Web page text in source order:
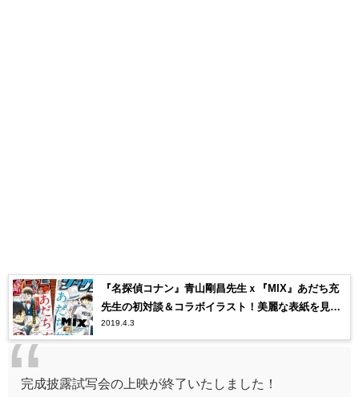
『名探偵コナン』青山剛昌先生ｘ『MIX』あだち充
先生の初対談＆コラボイラスト！美麗な表紙を見逃
すな！
2019.4.3
完成披露試写会の上映が終了いたしました！